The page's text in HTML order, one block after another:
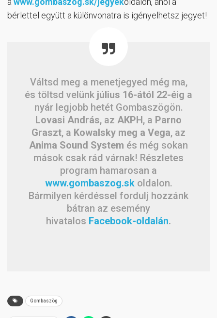
bérlettel együtt a különvonatra is igényelhetsz jegyet!
Váltsd meg a menetjegyed még ma,
és töltsd velünk július 16-ától 22-éig a
nyár legjobb hetét Gombaszögön.
Lovasi András, az AKPH, a Parno
Graszt, a Kowalsky meg a Vega, az
Anima Sound System és még sokan
mások csak rád várnak! Részletes
program hamarosan a
www.gombaszog.sk oldalon.
Bármilyen kérdéssel fordulj hozzánk
bátran az esemény
hivatalos Facebook-oldalán.
Gombaszög